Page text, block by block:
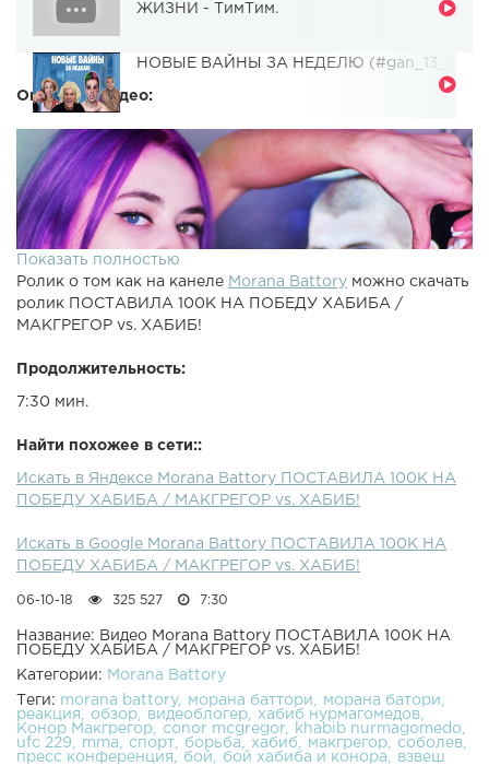
ЖИЗНИ - ТимТим.
НОВЫЕ ВАЙНЫ ЗА НЕДЕЛЮ (#gan_13_)
Описание видео:
Показать полностью
Ролик о том как на канеле Morana Battory можно скачать
ролик ПОСТАВИЛА 100К НА ПОБЕДУ ХАБИБА /
МАКГРЕГОР vs. ХАБИБ!
Продолжительность:
7:30 мин.
Найти похожее в сети::
Искать в Яндексе Morana Battory ПОСТАВИЛА 100К НА
ПОБЕДУ ХАБИБА / МАКГРЕГОР vs. ХАБИБ!
Искать в Google Morana Battory ПОСТАВИЛА 100К НА
ПОБЕДУ ХАБИБА / МАКГРЕГОР vs. ХАБИБ!
06-10-18 325 527 7:30
Название: Видео Morana Battory ПОСТАВИЛА 100К НА
ПОБЕДУ ХАБИБА / МАКГРЕГОР vs. ХАБИБ!
Категории: Morana Battory
Теги: morana battory морана баттори
морана батори
реакция
обзор видеоблогер
хабиб нурмагомедов
Конор Макгрегор
conor mcgregor
khabib nurmagomedo
ufc 229
mma спорт борьба хабиб макгрегор
соболев
пресс конференция
бой бой хабиба и конора взвеш